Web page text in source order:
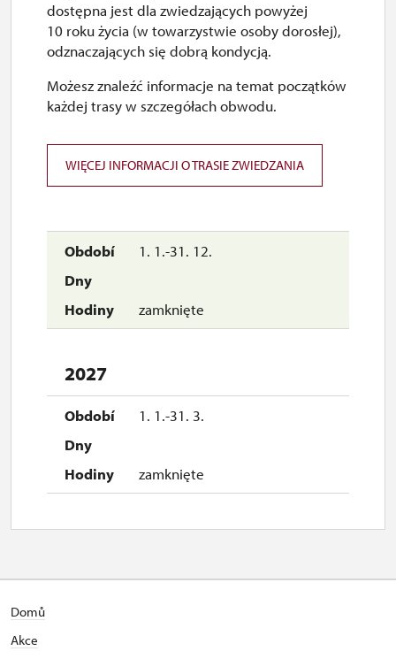
1. 1.-31. 12.
zamknięte
2027
1. 1.-31. 3.
zamknięte
dostępna jest dla zwiedzających powyżej
10 roku życia (w towarzystwie osoby dorosłej),
odznaczających się dobrą kondycją.
Możesz znaleźć informacje na temat początków
każdej trasy w szczegółach obwodu.
WIĘCEJ INFORMACJI O TRASIE ZWIEDZANIA
Domů
Akce